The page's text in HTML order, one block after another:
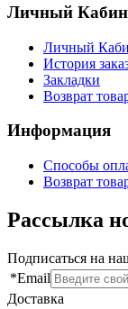
Личный
Личный
История
Закладки
Возврат
Информация
Способы
Возврат
Рассылка
Подписаться на
*Email
Доставка